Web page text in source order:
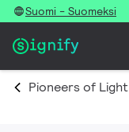
Suomi - Suomeksi
Pioneers of Light